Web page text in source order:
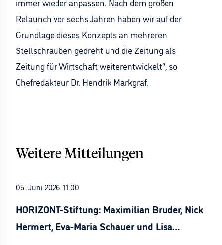
immer wieder anpassen. Nach dem großen
Relaunch vor sechs Jahren haben wir auf der
Grundlage dieses Konzepts an mehreren
Stellschrauben gedreht und die Zeitung als
Zeitung für Wirtschaft weiterentwickelt“, so
Chefredakteur Dr. Hendrik Markgraf.
Weitere Mitteilungen
05. Juni 2026 11:00
HORIZONT-Stiftung: Maximilian Bruder, Nick
Hermert, Eva-Maria Schauer und Lisa